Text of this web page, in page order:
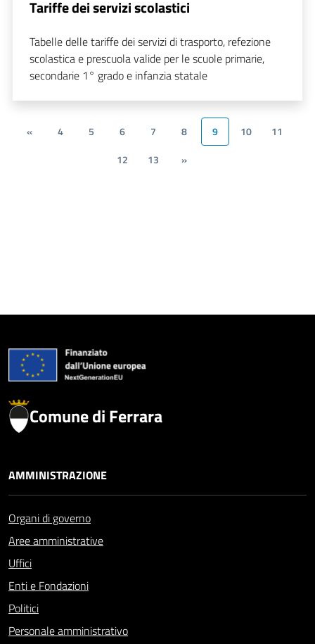
Tariffe dei servizi scolastici
Tabelle delle tariffe dei servizi di trasporto, refezione
scolastica e prescuola valide per le scuole primarie,
secondarie 1° grado e infanzia statale
« 4 5 6 7 8 9 10
11
12
13 »
Comune di Ferrara
AMMINISTRAZIONE
Organi di governo
Aree amministrative
Uffici
Enti e Fondazioni
Politici
Personale amministrativo